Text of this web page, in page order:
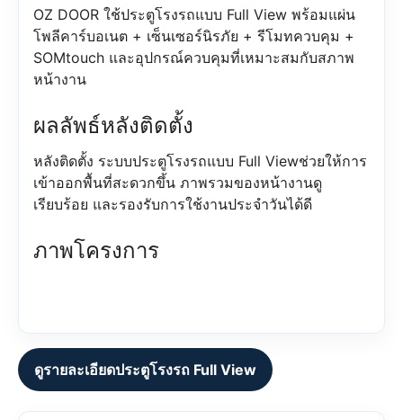
OZ DOOR ใช้ประตูโรงรถแบบ Full View พร้อมแผ่น
โพลีคาร์บอเนต + เซ็นเซอร์นิรภัย + รีโมทควบคุม +
SOMtouch และอุปกรณ์ควบคุมที่เหมาะสมกับสภาพ
หน้างาน
ผลลัพธ์หลังติดตั้ง
หลังติดตั้ง ระบบประตูโรงรถแบบ Full Viewช่วยให้การ
เข้าออกพื้นที่สะดวกขึ้น ภาพรวมของหน้างานดู
เรียบร้อย และรองรับการใช้งานประจำวันได้ดี
ภาพโครงการ
ดูรายละเอียดประตูโรงรถ Full View